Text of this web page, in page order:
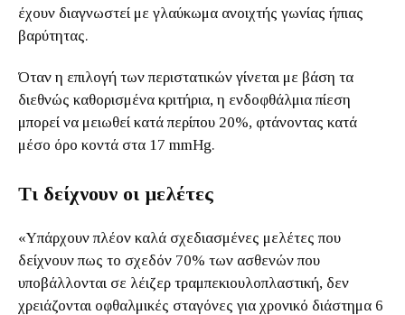
έχουν διαγνωστεί με γλαύκωμα ανοιχτής γωνίας ήπιας
βαρύτητας.
Όταν η επιλογή των περιστατικών γίνεται με βάση τα
διεθνώς καθορισμένα κριτήρια, η ενδοφθάλμια πίεση
μπορεί να μειωθεί κατά περίπου 20%, φτάνοντας κατά
μέσο όρο κοντά στα 17 mmHg.
Τι δείχνουν οι μελέτες
«Υπάρχουν πλέον καλά σχεδιασμένες μελέτες που
δείχνουν πως το σχεδόν 70% των ασθενών που
υποβάλλονται σε λέιζερ τραμπεκιουλοπλαστική, δεν
χρειάζονται οφθαλμικές σταγόνες για χρονικό διάστημα 6